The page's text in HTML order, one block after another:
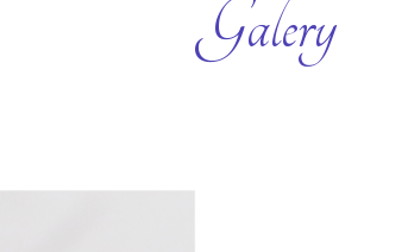
Galery